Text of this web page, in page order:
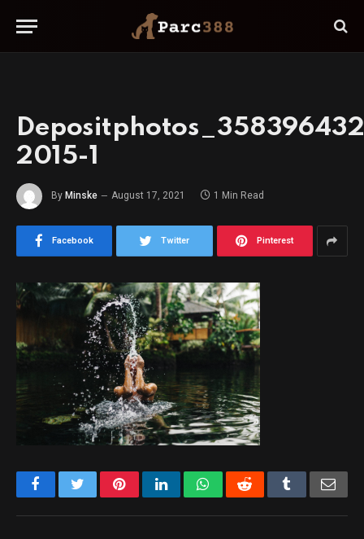
2015-1
By Minske August 17, 2021 1 Min Read
Facebook Twitter Pinterest
FacebookTwitterPinterestLinkedInWhatsAppReddit Tumblr